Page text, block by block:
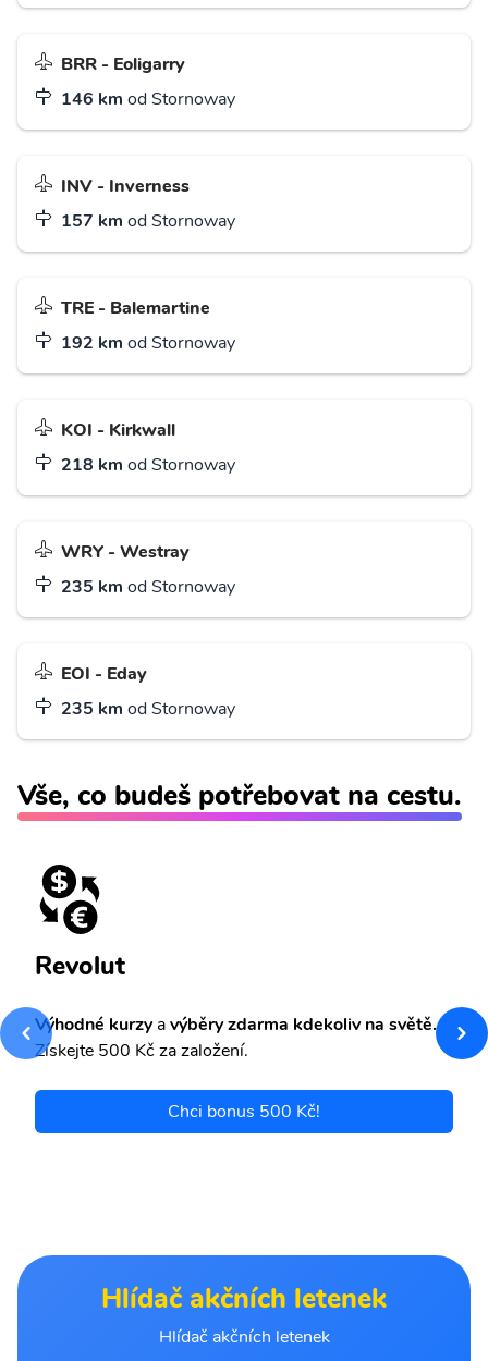
BRR - Eoligarry
146 km od Stornoway
INV - Inverness
157 km od Stornoway
TRE - Balemartine
192 km od Stornoway
KOI - Kirkwall
218 km od Stornoway
WRY - Westray
235 km od Stornoway
EOI - Eday
235 km od Stornoway
Vše, co budeš potřebovat na cestu.
Revolut
Výhodné kurzyavýběry zdarma kdekoliv na světě.
Získejte 500 Kč za založení.
Chci bonus 500 Kč!
Hlídač akčních letenek
Hlídač akčních letenek